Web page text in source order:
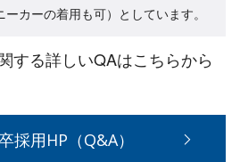
ーカーの着⽤も可）としています。
する詳しいQAはこちらから
採用HP（Q&A）